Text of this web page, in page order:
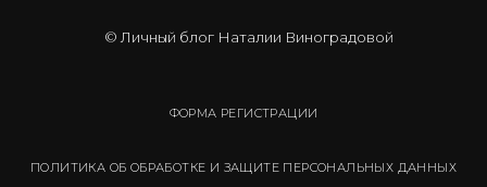
© Личный блог Наталии Виноградовой
ФОРМА РЕГИСТРАЦИИ
ПОЛИТИКА ОБ ОБРАБОТКЕ И ЗАЩИТЕ ПЕРСОНАЛЬНЫХ ДАННЫХ